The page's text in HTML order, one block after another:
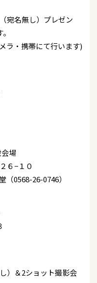
宛名無し）プレゼン
ラ・携帯にて行います)
場
６−１０
（0568-26-0746）
）＆2ショット撮影会